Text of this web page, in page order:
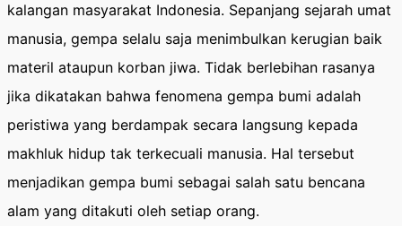
kalangan masyarakat Indonesia. Sepanjang sejarah umat
manusia, gempa selalu saja menimbulkan kerugian baik
materil ataupun korban jiwa. Tidak berlebihan rasanya
jika dikatakan bahwa fenomena gempa bumi adalah
peristiwa yang berdampak secara langsung kepada
makhluk hidup tak terkecuali manusia. Hal tersebut
menjadikan gempa bumi sebagai salah satu bencana
alam yang ditakuti oleh setiap orang.